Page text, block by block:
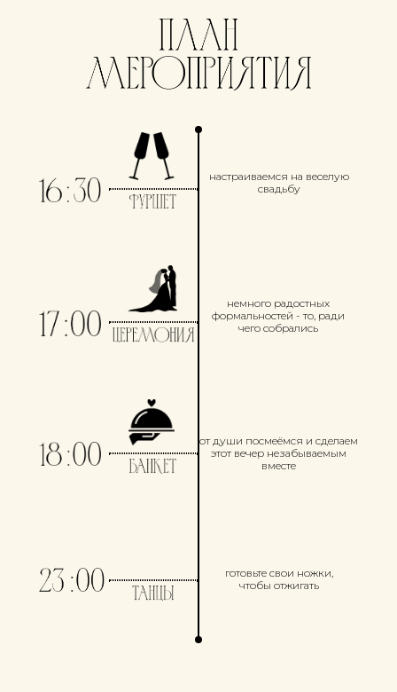
настраиваемся на веселую
свадьбу
немного радостных
формальностей - то, ради
чего собрались
готовьте свои ножки,
чтобы отжигать
от души посмеёмся и сделаем
этот вечер незабываемым
вместе